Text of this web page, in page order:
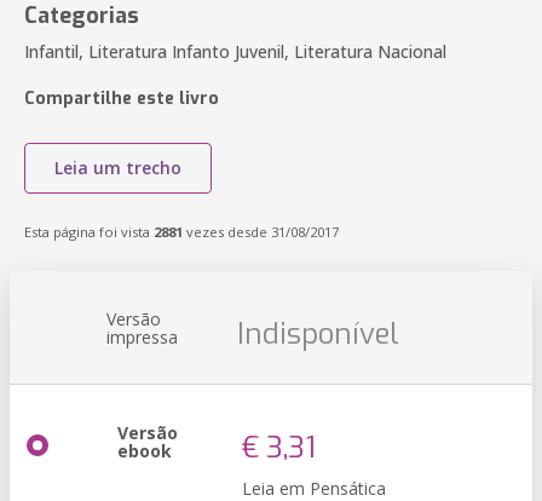
Categorias
Infantil, Literatura Infanto Juvenil, Literatura Nacional
Compartilhe este livro
Leia um trecho
Esta página foi vista 2881 vezes desde 31/08/2017
Versão
impressa Indisponível
Versão
ebook € 3,31
Leia em Pensática